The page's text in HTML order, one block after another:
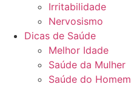
Irritabilidade
Nervosismo
Dicas de Saúde
Melhor Idade
Saúde da Mulher
Saúde do Homem